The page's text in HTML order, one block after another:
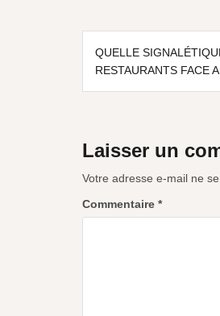
QUELLE
RESTAURANTS FACE
Laisser un
Votre adresse e-mail ne
Commentaire *